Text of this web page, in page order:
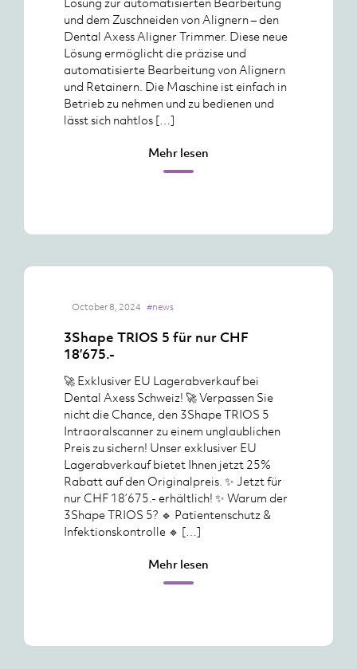
und dem Zuschneiden von Alignern – den
Dental Axess Aligner Trimmer. Diese neue
Lösung ermöglicht die präzise und
automatisierte Bearbeitung von Alignern
und Retainern. Die Maschine ist einfach in
Betrieb zu nehmen und zu bedienen und
lässt sich nahtlos […]
Mehr lesen
October 8, 2024 #news
3Shape TRIOS 5 für nur CHF
18’675.-
🚀 Exklusiver EU Lagerabverkauf bei
Dental Axess Schweiz! 🚀 Verpassen Sie
nicht die Chance, den 3Shape TRIOS 5
Intraoralscanner zu einem unglaublichen
Preis zu sichern! Unser exklusiver EU
Lagerabverkauf bietet Ihnen jetzt 25%
Rabatt auf den Originalpreis. ✨ Jetzt für
nur CHF 18’675.- erhältlich! ✨ Warum der
3Shape TRIOS 5? 🔹 Patientenschutz &
Infektionskontrolle 🔹 […]
Mehr lesen